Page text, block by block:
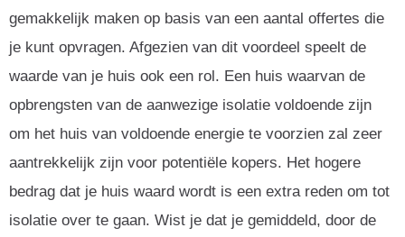
gemakkelijk maken op basis van een aantal offertes die
je kunt opvragen. Afgezien van dit voordeel speelt de
waarde van je huis ook een rol. Een huis waarvan de
opbrengsten van de aanwezige isolatie voldoende zijn
om het huis van voldoende energie te voorzien zal zeer
aantrekkelijk zijn voor potentiële kopers. Het hogere
bedrag dat je huis waard wordt is een extra reden om tot
isolatie over te gaan. Wist je dat je gemiddeld, door de